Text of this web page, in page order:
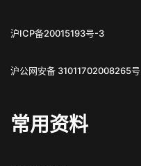
沪ICP备20015193号-3
沪公网安备 31011702008265号
常用资料